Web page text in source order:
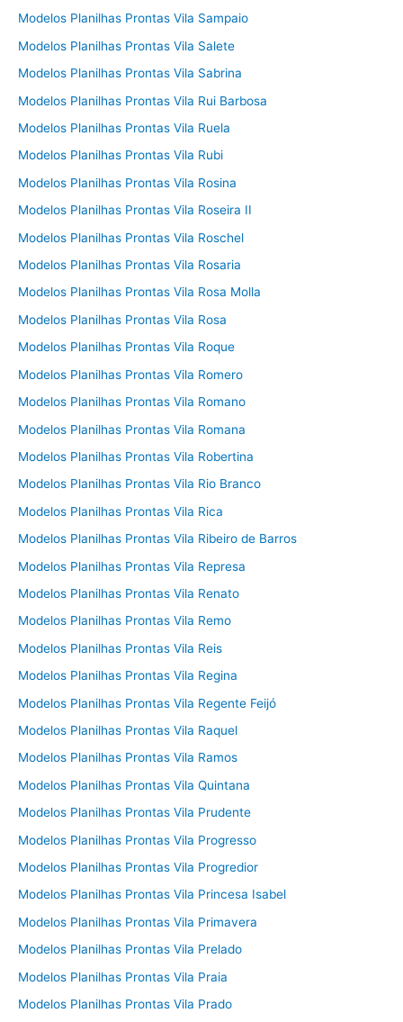
Modelos Planilhas Prontas Vila Sampaio
Modelos Planilhas Prontas Vila Salete
Modelos Planilhas Prontas Vila Sabrina
Modelos Planilhas Prontas Vila Rui Barbosa
Modelos Planilhas Prontas Vila Ruela
Modelos Planilhas Prontas Vila Rubi
Modelos Planilhas Prontas Vila Rosina
Modelos Planilhas Prontas Vila Roseira II
Modelos Planilhas Prontas Vila Roschel
Modelos Planilhas Prontas Vila Rosaria
Modelos Planilhas Prontas Vila Rosa Molla
Modelos Planilhas Prontas Vila Rosa
Modelos Planilhas Prontas Vila Roque
Modelos Planilhas Prontas Vila Romero
Modelos Planilhas Prontas Vila Romano
Modelos Planilhas Prontas Vila Romana
Modelos Planilhas Prontas Vila Robertina
Modelos Planilhas Prontas Vila Rio Branco
Modelos Planilhas Prontas Vila Rica
Modelos Planilhas Prontas Vila Ribeiro de Barros
Modelos Planilhas Prontas Vila Represa
Modelos Planilhas Prontas Vila Renato
Modelos Planilhas Prontas Vila Remo
Modelos Planilhas Prontas Vila Reis
Modelos Planilhas Prontas Vila Regina
Modelos Planilhas Prontas Vila Regente Feijó
Modelos Planilhas Prontas Vila Raquel
Modelos Planilhas Prontas Vila Ramos
Modelos Planilhas Prontas Vila Quintana
Modelos Planilhas Prontas Vila Prudente
Modelos Planilhas Prontas Vila Progresso
Modelos Planilhas Prontas Vila Progredior
Modelos Planilhas Prontas Vila Princesa Isabel
Modelos Planilhas Prontas Vila Primavera
Modelos Planilhas Prontas Vila Prelado
Modelos Planilhas Prontas Vila Praia
Modelos Planilhas Prontas Vila Prado